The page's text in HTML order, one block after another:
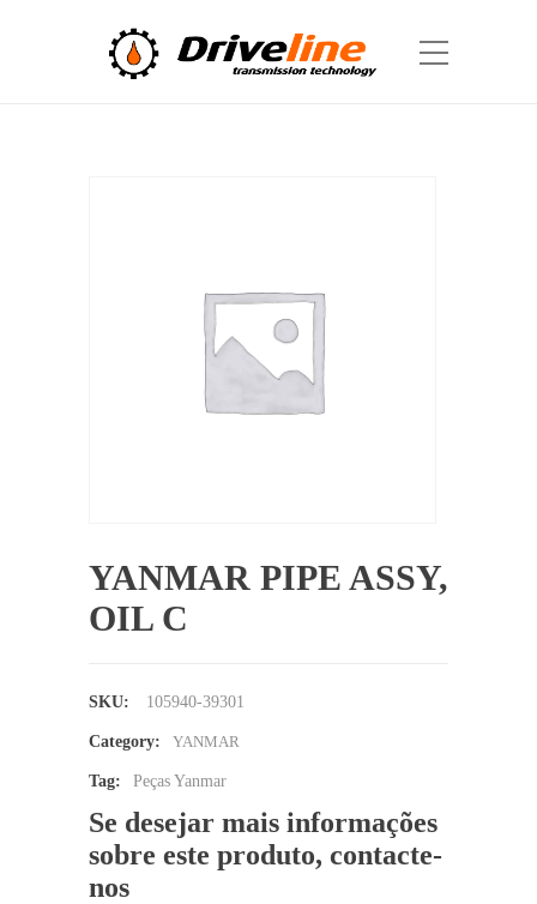
YANMAR PIPE ASSY,
OIL C
SKU: 105940-39301
Category: YANMAR
Tag: Peças Yanmar
Se desejar mais informações
sobre este produto, contacte-
nos